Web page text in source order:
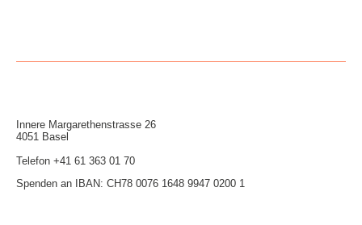
Innere Mar­garethen­strasse 26
4051 Basel
Telefon +41 61 363 01 70
Spenden an IBAN: CH78 0076 1648 9947 0200 1